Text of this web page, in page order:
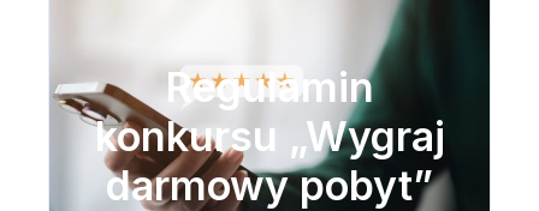
Regulamin
konkursu „Wygraj
darmowy pobyt”